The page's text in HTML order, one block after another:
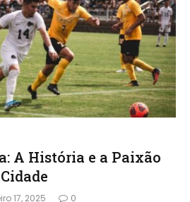
A História e a Paixão
17, 2025 0